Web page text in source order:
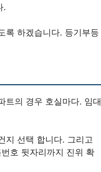
.
록 하겠습니다. 등기부등
트의 경우 호실마다. 임대
지 선택 합니다. 그리고
호 뒷자리까지 진위 확